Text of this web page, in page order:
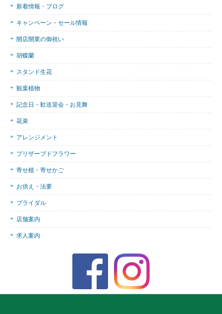
新着情報・ブログ
キャンペーン・セール情報
開店開業の御祝い
胡蝶蘭
スタンド生花
観葉植物
記念日・歓送迎会・お見舞
花束
アレンジメント
プリザーブドフラワー
寄せ植・寄せかご
お供え・法要
ブライダル
店舗案内
求人案内